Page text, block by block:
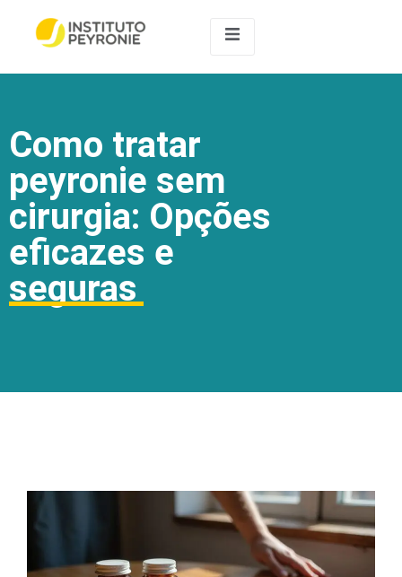
Como tratar
peyronie sem
cirurgia: Opções
eficazes e
seguras